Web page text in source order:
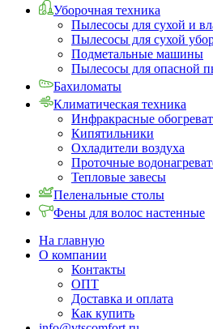
Уборочная техника
Пылесосы для сухой и
Пылесосы для сухой
Подметальные машины
Пылесосы для опасной
Бахиломаты
Климатическая техника
Инфракрасные
Кипятильники
Охладители воздуха
Проточные
Тепловые завесы
Пеленальные столы
Фены для волос настенные
На главную
О компании
Контакты
ОПТ
Доставка и оплата
Как купить